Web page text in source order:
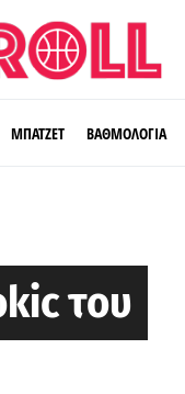
ΜΠΑΤΖΕΤ ΒΑΘΜΟΛΟΓΙΑ
του